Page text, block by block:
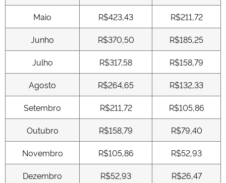
Maio R$423,43 R$211,72
Junho R$370,50 R$185,25
Julho R$317,58 R$158,79
Agosto R$264,65 R$132,33
Setembro R$211,72 R$105,86
Outubro R$158,79 R$79,40
Novembro R$105,86 R$52,93
Dezembro R$52,93 R$26,47